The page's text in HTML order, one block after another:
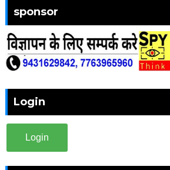
sponsor
Login
Login